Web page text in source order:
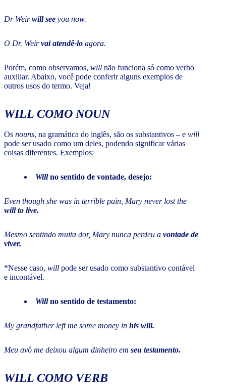
Dr Weirwill see you now.
O Dr. Weirvai atendê-lo agora.
Porém, como observamos, will não funciona só como verbo
auxiliar. Abaixo, você pode conferir alguns exemplos de
outros usos do termo. Veja!
WILL COMO NOUN
Os nouns, na gramática do inglês, são os substantivos – e will
pode ser usado como um deles, podendo significar várias
coisas diferentes. Exemplos:
Willno sentido de vontade, desejo:
Even though she was in terrible pain, Mary never lost the
will to live.
Mesmo sentindo muita dor, Mary nunca perdeu a vontade de
viver.
*Nesse caso, will pode ser usado como substantivo contável
e incontável.
Willno sentido de testamento:
My grandfather left me some money in his will.
Meu avô me deixou algum dinheiro em seu testamento.
WILL COMO VERB